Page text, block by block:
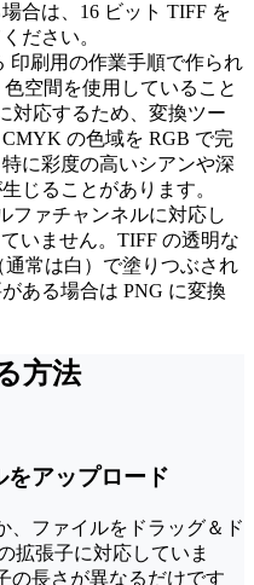
合は、16 ビット TIFF を
ださい。
印刷用の作業手順で作られ
空間を使用していること
対応するため、変換ツー
の色域を RGB で完
に彩度の高いシアンや深
じることがあります。
ファチャンネルに対応し
いません。TIFF の透明な
通常は白）で塗りつぶされ
ある場合は PNG に変換
方法
アップロード
、ファイルをドラッグ＆ド
拡張子に対応していま
の長さが異なるだけです